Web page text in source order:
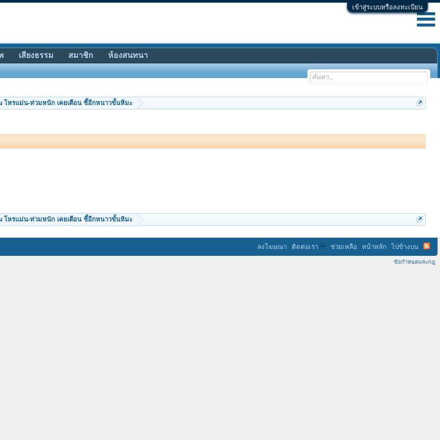
เข้าสู่ระบบหรือลงทะเบียน
โหรแม่น-ท่วมหนัก เคยเตือน ชี้อีกหนาวขั้นหิมะ
โหรแม่น-ท่วมหนัก เคยเตือน ชี้อีกหนาวขั้นหิมะ
เสียงธรรม สมาชิก ห้องสนทนา
ลงโฆษณา ติดต่อเรา ช่วยเหลือ หน้าหลัก ไปข้างบน
ข้อกำหนดและกฎ